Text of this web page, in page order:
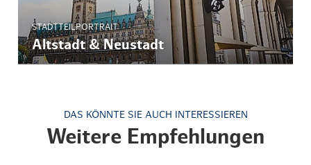
STADTTEILPORTRAIT
Altstadt & Neustadt
DAS KÖNNTE SIE AUCH INTERESSIEREN
Weitere Empfehlungen